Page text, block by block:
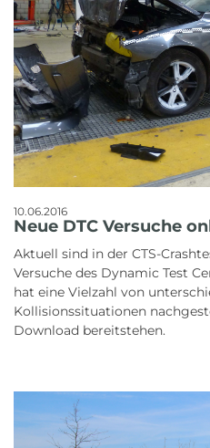
10.06.2016
Neue DTC Versuche
Aktuell sind in der CTS-
Versuche des Dynamic Test
hat eine Vielzahl von
Kollisionssituationen
Download bereitstehen.